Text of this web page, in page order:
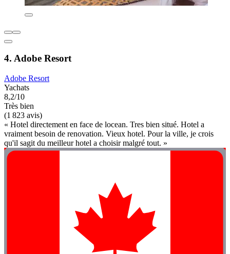
4. Adobe Resort
Adobe Resort
Yachats
8,2/10
Très bien
(1 823 avis)
« Hotel directement en face de locean. Tres bien situé. Hotel a
vraiment besoin de renovation. Vieux hotel. Pour la ville, je crois
qu'il sagit du meilleur hotel a choisir malgré tout. »